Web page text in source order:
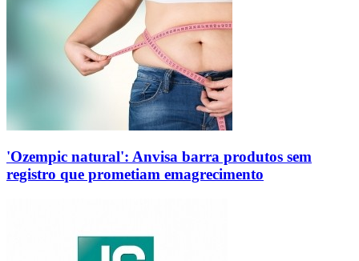
'Ozempic natural': Anvisa barra produtos sem
registro que prometiam emagrecimento